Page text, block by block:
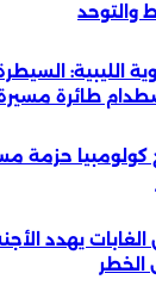
والتوحد
الليبية:
طائرة
كولومبيا حزمة
يهدد